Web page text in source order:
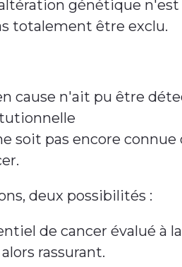
altération génétique
totalement être exclu.
cause n'ait pu être
soit pas encore
deux possibilités :
de cancer évalué à
rassurant.